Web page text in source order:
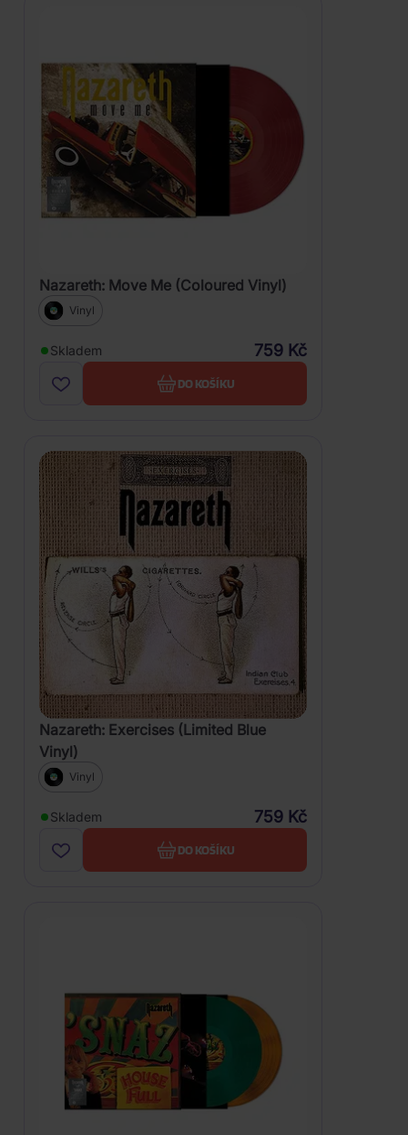
Nazareth: Move Me (Coloured Vinyl)
Vinyl
Skladem 759 Kč
DO KOŠÍKU
Nazareth: Exercises (Limited Blue
Vinyl)
Vinyl
Skladem 759 Kč
DO KOŠÍKU